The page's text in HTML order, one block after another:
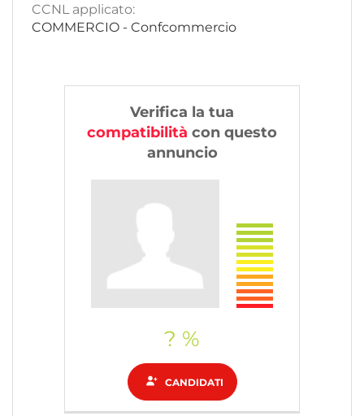
CCNL applicato:
COMMERCIO - Confcommercio
Verifica la tua
compatibilità con questo
annuncio
? %
CANDIDATI